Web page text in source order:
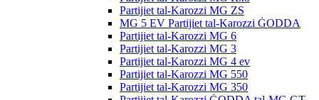
Partijiet tal-Karozzi MG ZS
MG 5 EV Partijiet tal-Karozzi ĠODDA
Partijiet tal-Karozzi MG 6
Partijiet tal-Karozzi MG 3
Partijiet tal-Karozzi MG 4 ev
Partijiet tal-Karozzi MG 550
Partijiet tal-Karozzi MG 350